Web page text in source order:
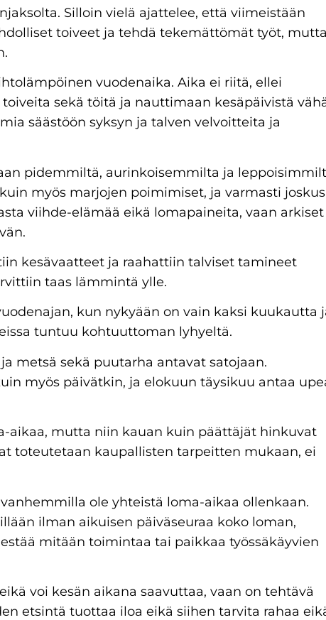
Silloin vielä ajattelee, että viimeistään
toiveet ja tehdä tekemättömät työt, mutta
vuodenaika. Aika ei riitä, ellei
sekä töitä ja nauttimaan kesäpäivistä
säästöön syksyn ja talven velvoitteita ja
pidemmiltä, aurinkoisemmilta ja
myös marjojen poimimiset, ja varmasti joskus
viihde-elämää eikä lomapaineita, vaan arkiset
kesävaatteet ja raahattiin talviset tamineet
taas lämmintä ylle.
kun nykyään on vain kaksi kuukautta
tuntuu kohtuuttoman lyhyeltä.
metsä sekä puutarha antavat satojaan.
myös päivätkin, ja elokuun täysikuu antaa
aikaa, mutta niin kauan kuin päättäjät hinkuvat
toteutetaan kaupallisten tarpeitten mukaan, ei
ole yhteistä loma-aikaa ollenkaan.
ilman aikuisen päiväseuraa koko loman,
mitään toimintaa tai paikkaa työssäkäyvien
voi kesän aikana saavuttaa, vaan on tehtävä
etsintä tuottaa iloa eikä siihen tarvita rahaa